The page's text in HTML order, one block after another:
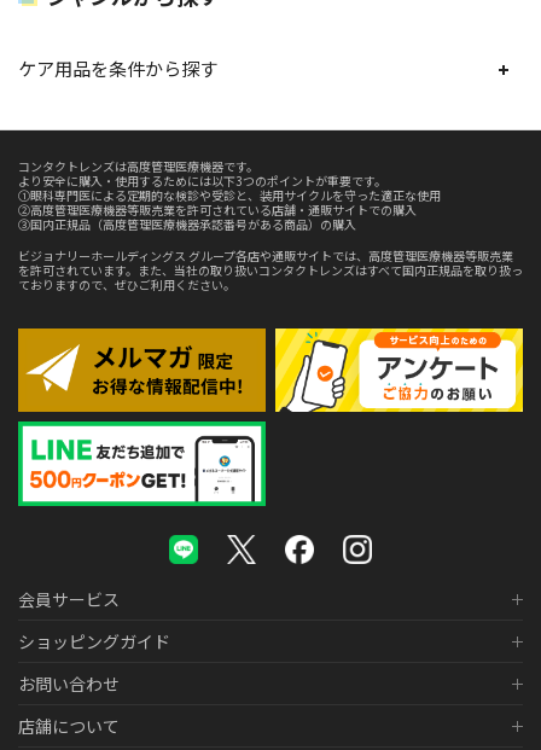
ケア用品を条件から探す
コンタクトレンズは高度管理医療機器です。
より安全に購入・使用するためには以下3つのポイントが重要です。
①眼科専門医による定期的な検診や受診と、装用サイクルを守った適正な使用
②高度管理医療機器等販売業を許可されている店舗・通販サイトでの購入
③国内正規品（高度管理医療機器承認番号がある商品）の購入
ビジョナリーホールディングス グループ各店や通販サイトでは、高度管理医療機器等販売業
を許可されています。また、当社の取り扱いコンタクトレンズはすべて国内正規品を取り扱っ
ておりますので、ぜひご利用ください。
会員サービス
ショッピングガイド
お問い合わせ
店舗について